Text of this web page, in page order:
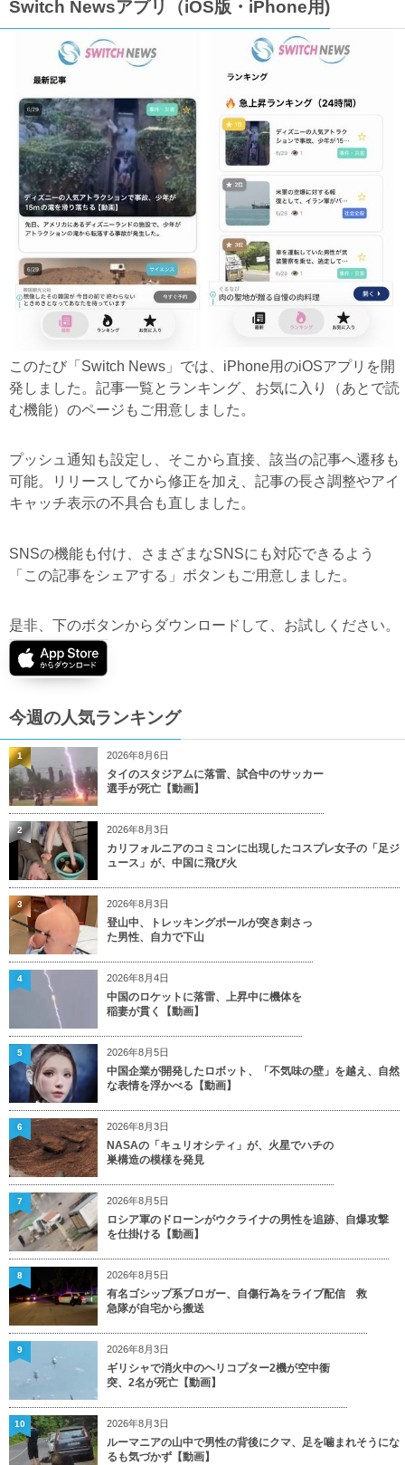
Switch Newsアプリ（iOS版・iPhone用)
このたび「Switch News」では、iPhone用のiOSアプリを開
発しました。記事一覧とランキング、お気に入り（あとで読
む機能）のページもご用意しました。
プッシュ通知も設定し、そこから直接、該当の記事へ遷移も
可能。リリースしてから修正を加え、記事の長さ調整やアイ
キャッチ表示の不具合も直しました。
SNSの機能も付け、さまざまなSNSにも対応できるよう
「この記事をシェアする」ボタンもご用意しました。
是非、下のボタンからダウンロードして、お試しください。
今週の人気ランキング
2026年8月6日
タイのスタジアムに落雷、試合中のサッカー
選手が死亡【動画】
1
2026年8月3日
カリフォルニアのコミコンに出現したコスプレ女子の「足ジ
ュース」が、中国に飛び火
2
2026年8月3日
登山中、トレッキングポールが突き刺さっ
た男性、自力で下山
3
2026年8月4日
中国のロケットに落雷、上昇中に機体を
稲妻が貫く【動画】
4
2026年8月5日
中国企業が開発したロボット、「不気味の壁」を越え、自然
な表情を浮かべる【動画】
5
2026年8月3日
NASAの「キュリオシティ」が、火星でハチの
巣構造の模様を発見
6
2026年8月5日
ロシア軍のドローンがウクライナの男性を追跡、自爆攻撃
を仕掛ける【動画】
7
2026年8月5日
有名ゴシップ系ブロガー、自傷行為をライブ配信 救
急隊が自宅から搬送
8
2026年8月3日
ギリシャで消火中のヘリコプター2機が空中衝
突、2名が死亡【動画】
9
2026年8月3日
ルーマニアの山中で男性の背後にクマ、足を噛まれそうにな
るも気づかず【動画】
10